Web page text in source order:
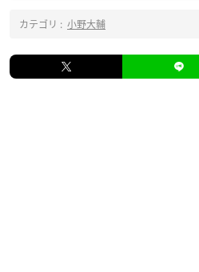
カテゴリ : 小野大輔